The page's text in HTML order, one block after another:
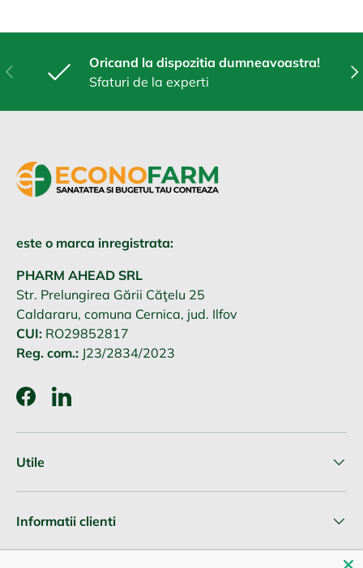
Anterior
Oricand la dispozitia dumneavoastra!
Sfaturi de la experti
este o marca inregistrata:
PHARM AHEAD SRL
Str. Prelungirea Gării Căţelu 25
Caldararu, comuna Cernica, jud. Ilfov
CUI: RO29852817
Reg. com.: J23/2834/2023
FacebookLinkedIn
Utile
Informatii clienti